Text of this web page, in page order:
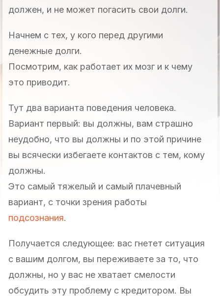
должен, и не может погасить свои долги.
Начнем с тех, у кого перед другими
денежные долги.
Посмотрим, как работает их мозг и к чему
это приводит.
Тут два варианта поведения человека.
Вариант первый: вы должны, вам страшно
неудобно, что вы должны и по этой причине
вы всячески избегаете контактов с тем, кому
должны.
Это самый тяжелый и самый плачевный
вариант, с точки зрения работы
подсознания.
Получается следующее: вас гнетет ситуация
с вашим долгом, вы переживаете за то, что
должны, но у вас не хватает смелости
обсудить эту проблему с кредитором. Вы